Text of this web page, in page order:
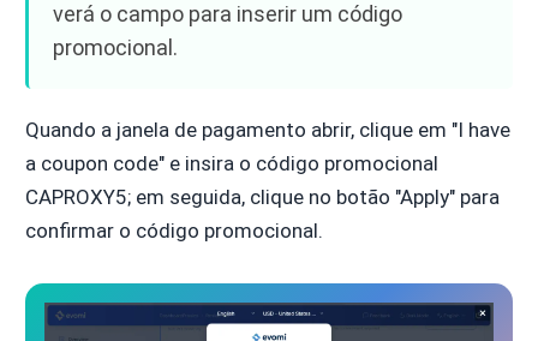
verá o campo para inserir um código
promocional.
Quando a janela de pagamento abrir, clique em "I have
a coupon code" e insira o código promocional
CAPROXY5; em seguida, clique no botão "Apply" para
confirmar o código promocional.